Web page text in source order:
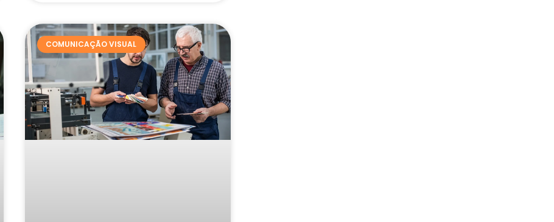
COMUNICAÇÃO VISUAL